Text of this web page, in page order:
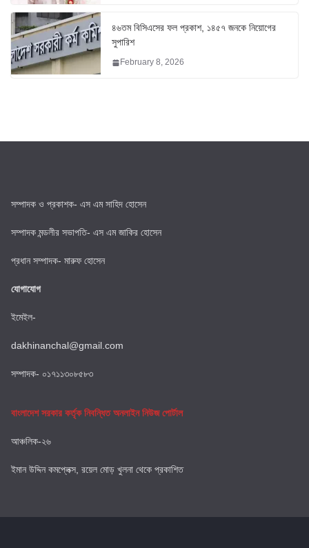
৪৬তম বিসিএসের ফল প্রকাশ, ১৪৫৭ জনকে নিয়োগের
সুপারিশ
February 8, 2026
সম্পাদক ও প্রকাশক- এস এম সাহিদ হোসেন
সম্পাদক মন্ডলীর সভাপতি- এস এম জাকির হোসেন
প্রধান সম্পাদক- মারুফ হোসেন
যোগাযোগ
ইমেইল-
dakhinanchal@gmail.com
সম্পাদক- ০১৭১১৩০৮৫৮৩
বাংলাদেশ সরকার কর্তৃক নিবন্ধিত অনলাইন নিউজ পোর্টাল
আঞ্চলিক-২৬
ইমান উদ্দিন কমপ্লেক্স, রয়েল মোড় খুলনা থেকে প্রকাশিত